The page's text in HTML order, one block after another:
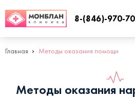
8-(846)-970-
Главная Методы оказания помощи
Методы оказания